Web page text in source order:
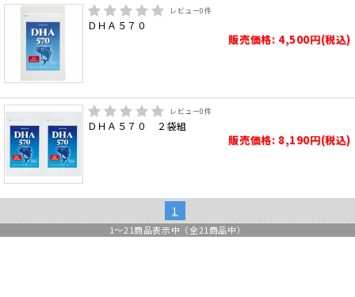
レビュー0件
ＤＨＡ５７０
販売価格: 4,500円(税込)
レビュー0件
ＤＨＡ５７０ ２袋組
販売価格: 8,190円(税込)
1
1～21商品表示中（全21商品中）